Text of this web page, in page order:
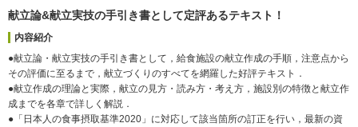
献立論&献立実技の手引き書として定評あるテキスト！
内容紹介
●献立論・献立実技の手引き書として，給食施設の献立作成の手順，注意点から
その評価に至るまで，献立づくりのすべてを網羅した好評テキスト．
●献立作成の理論と実際，献立の見方・読み方・考え方，施設別の特徴と献立作
成までを各章で詳しく解説．
●「日本人の食事摂取基準2020」に対応して該当箇所の訂正を行い，最新の資